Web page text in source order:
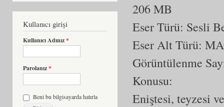
Kullanıcı girişi
Kullanıcı Adınız*
Parolanız*
Beni bu bilgisayarda hatırla
206 MB
Eser Türü: Sesli
Eser Alt Türü:
Görüntülenme
Konusu:
Eniştesi, teyzesi